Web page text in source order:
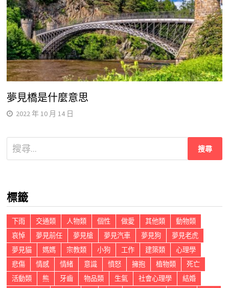
夢見橋是什麼意思
2022 年 10 月 14 日
搜
尋
字:
標籤
下雨 交通類 人物類 個性 做愛 其他類
動物類
哀悼
夢見前任 夢見槍 夢見汽車 夢見狗
夢見老虎
夢見貓
媽媽 宗教類 小狗 工作 建築類
心理學
悲傷
情感 情緒 意識 憤怒 擁抱 植物類
死亡
活動類
熊 牙齒 物品類 生氣 社會心理學
結婚